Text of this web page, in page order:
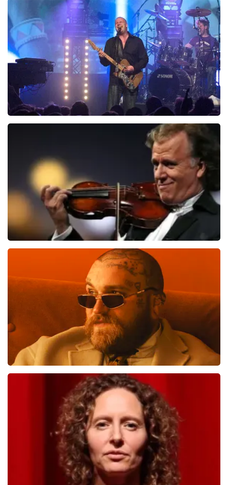
49reviews
BEKIJKEN
BESTEL NU
laatste 30 minuten
BESTEL NU
Teddy Swims
laatste 30 minuten
BESTEL NU